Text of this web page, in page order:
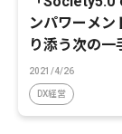
ンパワーメン
り添う次の一
2021/4/26
DX経営